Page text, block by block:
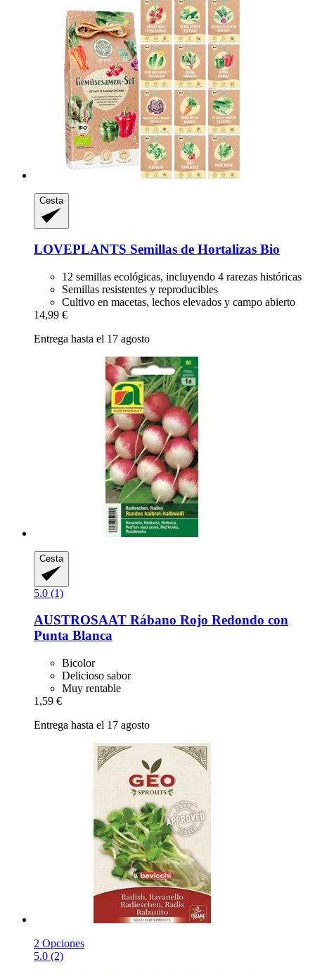
Cesta
LOVEPLANTS Semillas de Hortalizas Bio
12 semillas ecológicas, incluyendo 4 rarezas históricas
Semillas resistentes y reproducibles
Cultivo en macetas, lechos elevados y campo abierto
14,99 €
Entrega hasta el 17 agosto
Cesta
5.0 (1)
AUSTROSAAT Rábano Rojo Redondo con
Punta Blanca
Bicolor
Delicioso sabor
Muy rentable
1,59 €
Entrega hasta el 17 agosto
2 Opciones
5.0 (2)